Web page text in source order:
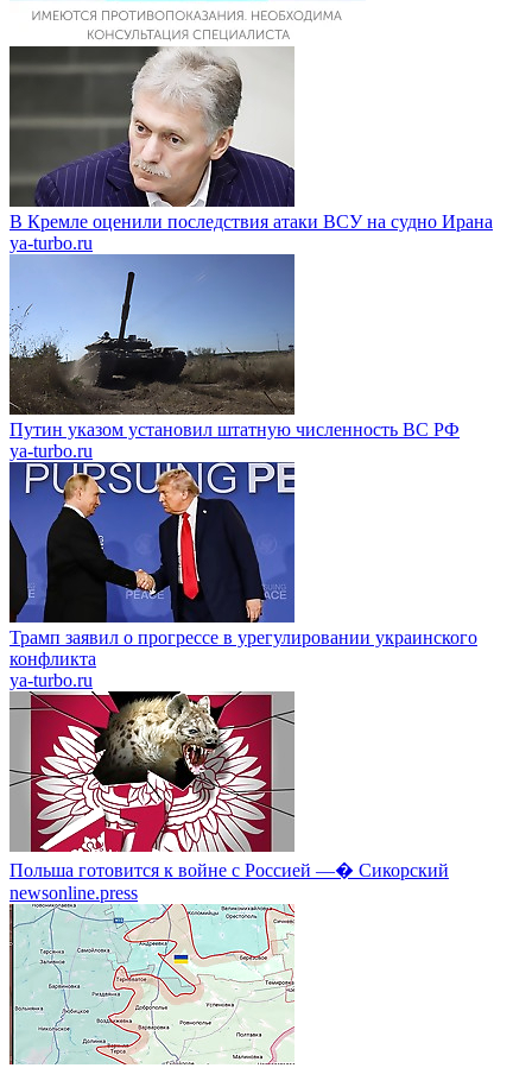
В Кремле оценили последствия атаки ВСУ на судно Ирана
ya-turbo.ru
Путин указом установил штатную численность ВС РФ
ya-turbo.ru
Трамп заявил о прогрессе в урегулировании украинского
конфликта
ya-turbo.ru
Польша готовится к войне с Россией —� Сикорский
newsonline.press